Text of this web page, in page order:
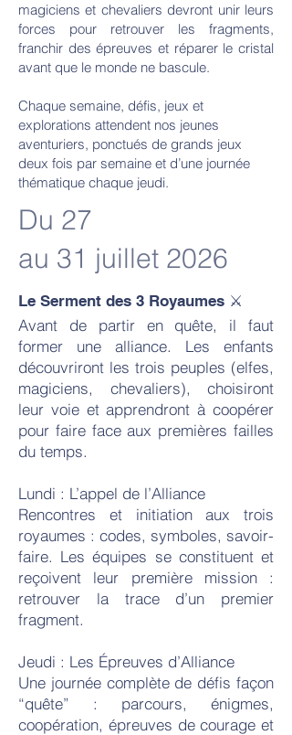
magiciens et chevaliers devront unir leurs
forces pour retrouver les fragments,
franchir des épreuves et réparer le cristal
avant que le monde ne bascule.
Chaque semaine, défis, jeux et
explorations attendent nos jeunes
aventuriers, ponctués de grands jeux
deux fois par semaine et d’une journée
thématique chaque jeudi.
Du 27
au 31 juillet 2026
Le Serment des 3 Royaumes ⚔️
Avant de partir en quête, il faut
former une alliance. Les enfants
découvriront les trois peuples (elfes,
magiciens, chevaliers), choisiront
leur voie et apprendront à coopérer
pour faire face aux premières failles
du temps.
Lundi : L’appel de l’Alliance
Rencontres et initiation aux trois
royaumes : codes, symboles, savoir-
faire. Les équipes se constituent et
reçoivent leur première mission :
retrouver la trace d’un premier
fragment.
Jeudi : Les Épreuves d’Alliance
Une journée complète de défis façon
“quête” : parcours, énigmes,
coopération, épreuves de courage et